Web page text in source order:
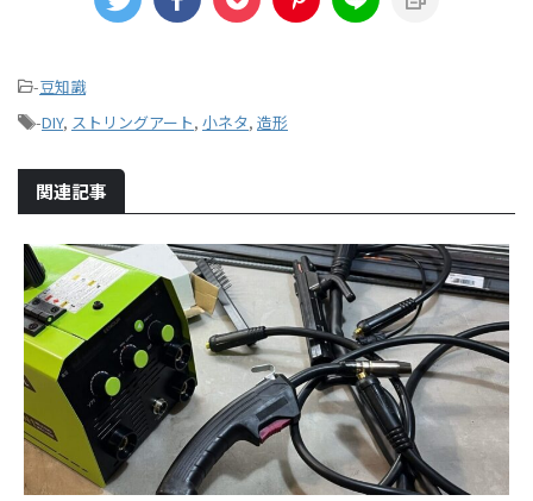
-豆知識
-DIY, ストリングアート, 小ネタ, 造形
関連記事